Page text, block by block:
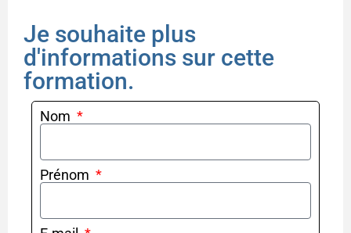
Je souhaite plus
d'informations sur cette
formation.
Nom
Prénom